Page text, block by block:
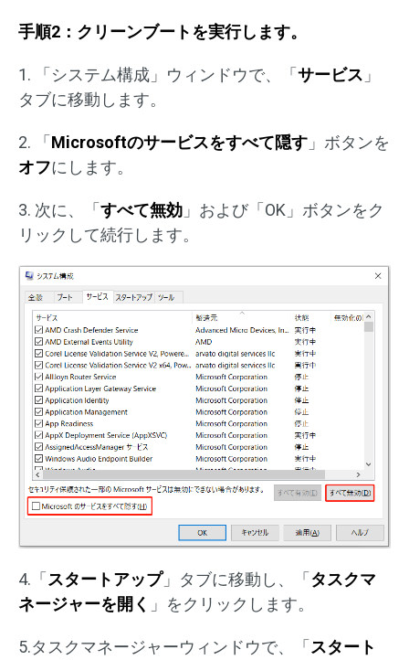
手順2：クリーンブートを実行します。
1. 「システム構成」ウィンドウで、「サービス 」
タブに移動します。
2. 「Microsoftのサービスをすべて隠す 」ボタンを
オフにします。
3. 次に、「すべて無効 」および「OK」ボタンをク
リックして続行します。
4.「 スタートアップ」タブに移動し、「 タスクマ
ネージャーを開く 」をクリックします。
5.タスクマネージャーウィンドウで、「 スタート